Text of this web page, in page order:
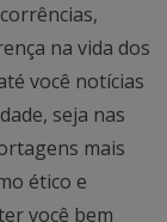
na vida dos
você notícias
seja nas
mais
ético e
você bem